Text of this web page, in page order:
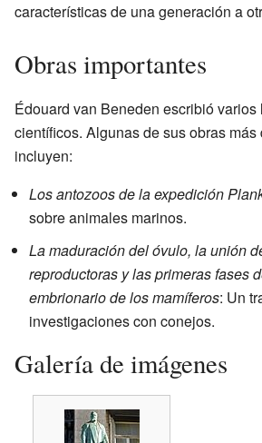
características de una generación a
Obras importantes
Édouard van Beneden escribió
científicos. Algunas de sus obras más
incluyen:
Los antozoos de la expedición
sobre animales marinos.
La maduración del óvulo, la unión
reproductoras y las primeras fases
embrionario de los mamíferos: Un
investigaciones con conejos.
Galería de imágenes